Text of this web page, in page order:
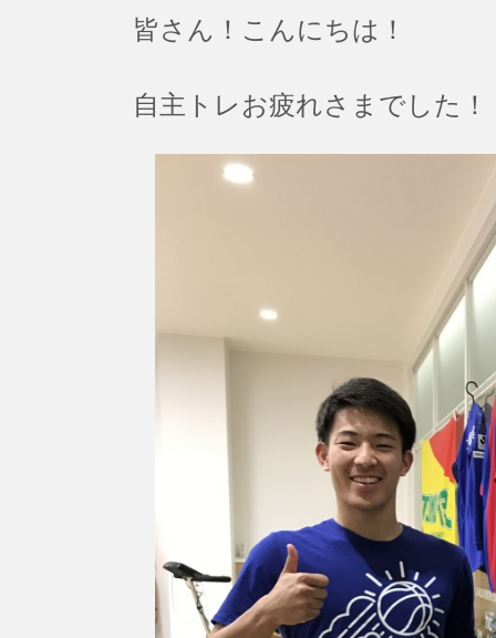
皆さん！こんにちは！
自主トレお疲れさまでした！